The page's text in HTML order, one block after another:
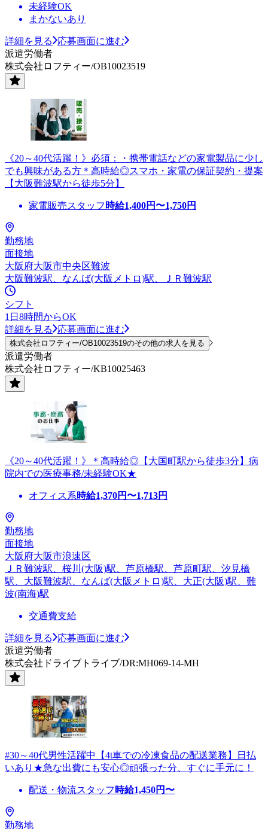
未経験OK
まかないあり
詳細を見る
応募画面に進む
派遣労働者
株式会社ロフティー/OB10023519
《20～40代活躍！》必須：・携帯電話などの家電製品に少し
でも興味がある方＊高時給◎スマホ・家電の保証契約・提案
【大阪難波駅から徒歩5分】
家電販売スタッフ 時給1,400円〜1,750円
勤務地
面接地
大阪府大阪市中央区難波
大阪難波駅、なんば(大阪メトロ)駅、ＪＲ難波駅
シフト
1日8時間からOK
詳細を見る
応募画面に進む
株式会社ロフティー/OB10023519のその他の求人を見る
派遣労働者
株式会社ロフティー/KB10025463
《20～40代活躍！》＊高時給◎【大国町駅から徒歩3分】病
院内での医療事務/未経験OK★
オフィス系時給1,370円〜1,713円
勤務地
面接地
大阪府大阪市浪速区
ＪＲ難波駅、桜川(大阪)駅、芦原橋駅、芦原町駅、汐見橋
駅、大阪難波駅、なんば(大阪メトロ)駅、大正(大阪)駅、難
波(南海)駅
交通費支給
詳細を見る
応募画面に進む
派遣労働者
株式会社ドライブトライブ/DR:MH069-14-MH
#30～40代男性活躍中【4t車での冷凍食品の配送業務】日払
いあり★急な出費にも安心◎頑張った分、すぐに手元に！
配送・物流スタッフ 時給1,450円〜
勤務地